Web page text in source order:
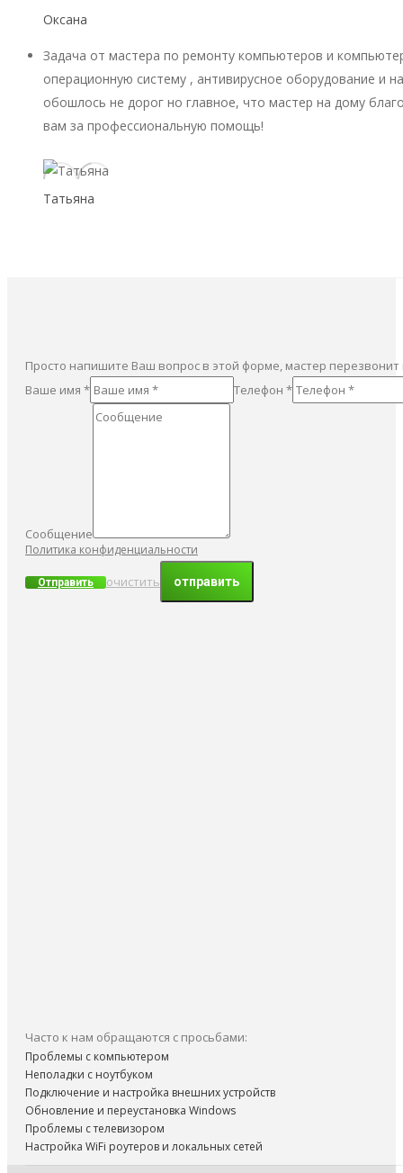
Оксана
Задача от мастера по ремонту компьютеров и
операционную систему , антивирусное оборудование и
обошлось не дорог но главное, что мастер на дому
вам за профессиональную помощь!
Татьяна
Просто напишите Ваш вопрос в этой форме, мастер
Ваше имя *
Телефон *
Сообщение
Политика конфиденциальности
Отправить очистить
Часто к нам обращаются с просьбами:
Проблемы с компьютером
Неполадки с ноутбуком
Подключение и настройка внешних устройств
Обновление и переустановка Windows
Проблемы с телевизором
Настройка WiFi роутеров и локальных сетей